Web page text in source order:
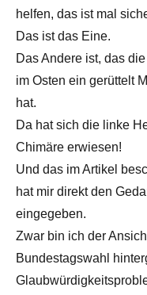
helfen, das ist mal
Das ist das Eine.
Das Andere ist, das
im Osten ein gerüttelt
hat.
Da hat sich die linke
Chimäre erwiesen!
Und das im Artikel
hat mir direkt den
eingegeben.
Zwar bin ich der
Bundestagswahl